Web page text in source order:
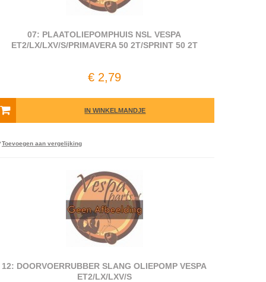
07: PLAATOLIEPOMPHUIS NSL VESPA
ET2/LX/LXV/S/PRIMAVERA 50 2T/SPRINT 50 2T
€ 2,79
IN WINKELMANDJE
Toevoegen aan vergelijking
12: DOORVOERRUBBER SLANG OLIEPOMP VESPA
ET2/LX/LXV/S